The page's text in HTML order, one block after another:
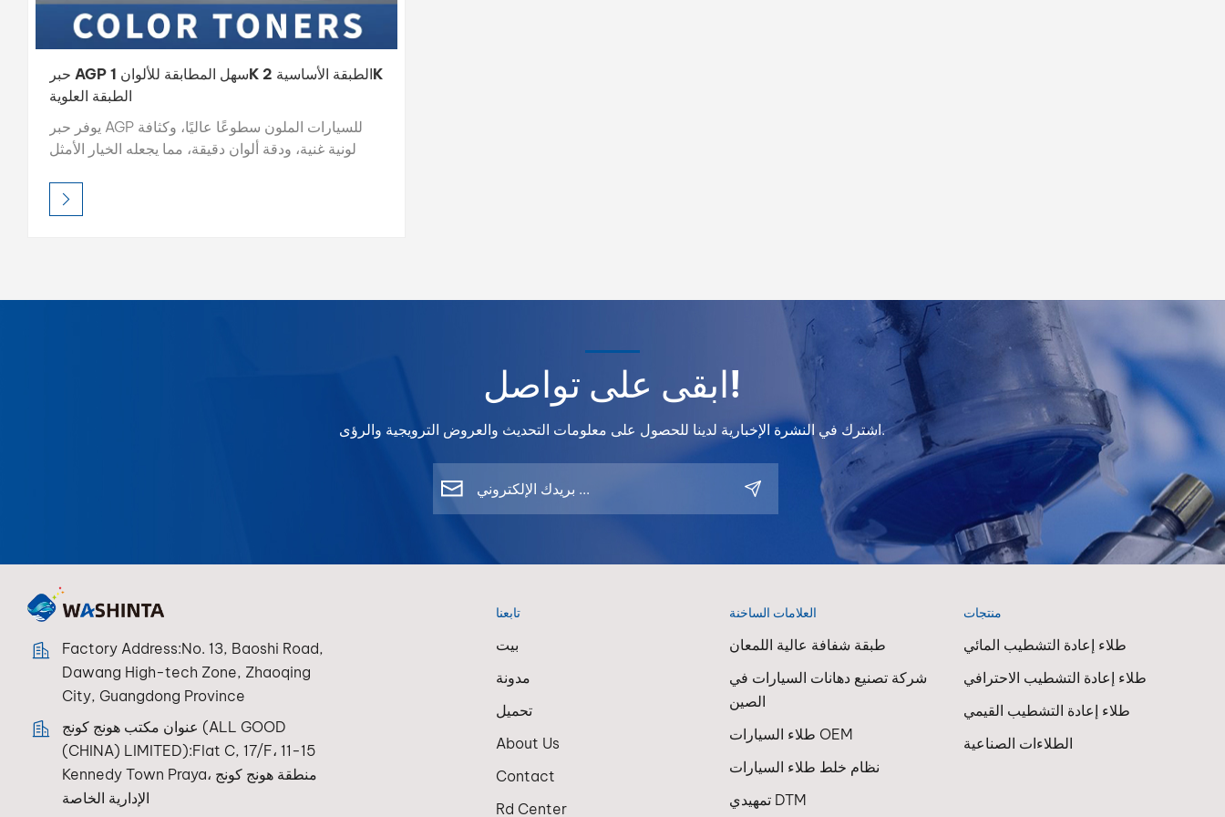
حبر AGP سهل المطابقة للألوان 1K الطبقة الأساسية 2K
الطبقة العلوية
يوفر حبر AGP للسيارات الملون سطوعًا عاليًا، وكثافة
لونية غنية، ودقة ألوان دقيقة، مما يجعله الخيار الأمثل
المزج ونتائج ثابتة، حيث صُمم لضمان توافق مثالي مع
أنظمة الخلط، مما يسمح لفناني إعادة التشطيب بتحقيق
ابقى على تواصل!
اشترك في النشرة الإخبارية لدينا للحصول على معلومات التحديث والعروض الترويجية والرؤى.
Factory Address:No. 13, Baoshi Road,
Dawang High-tech Zone, Zhaoqing
City, Guangdong Province
عنوان مكتب هونج كونج (ALL GOOD
(CHINA) LIMITED):Flat C, 17/F، 11-15
Kennedy Town Praya، منطقة هونج كونج
الإدارية الخاصة
منتجات
طلاء إعادة التشطيب المائي
طلاء إعادة التشطيب الاحترافي
طلاء إعادة التشطيب القيمي
الطلاءات الصناعية
العلامات الساخنة
طبقة شفافة عالية اللمعان
شركة تصنيع دهانات السيارات في
الصين
طلاء السيارات OEM
نظام خلط طلاء السيارات
تمهيدي DTM
تابعنا
بيت
مدونة
تحميل
About Us
Contact
Rd Center